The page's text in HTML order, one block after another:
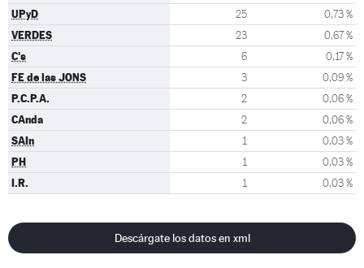
UPyD 25 0,73 %
VERDES 23 0,67 %
C's 6 0,17 %
FE de las JONS 3 0,09 %
P.C.P.A. 2 0,06 %
CAnda 2 0,06 %
SAIn 1 0,03 %
PH 1 0,03 %
I.R. 1 0,03 %
Descárgate los datos en xml